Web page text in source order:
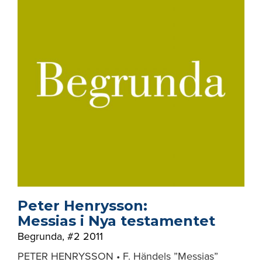
Peter Henrysson:
Messias i Nya testamentet
Begrunda, #2 2011
PETER HENRYSSON • F. Händels ”Messias”